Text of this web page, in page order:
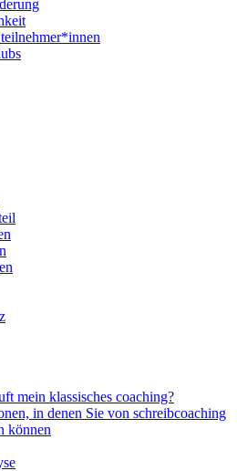
mein klassisches coaching?
in denen Sie von schreibcoaching
können